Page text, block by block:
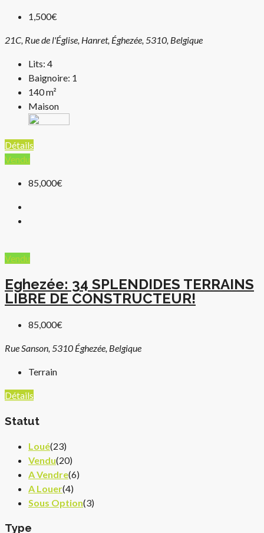
1,500€
21C, Rue de l'Église, Hanret, Éghezée, 5310, Belgique
Lits: 4
Baignoire: 1
140m²
Maison
Détails
Vendu
85,000€
Vendu
Eghezée: 34 SPLENDIDES TERRAINS
LIBRE DE CONSTRUCTEUR!
85,000€
Rue Sanson, 5310 Éghezée, Belgique
Terrain
Détails
Statut
Loué(23)
Vendu(20)
A Vendre(6)
A Louer(4)
Sous Option(3)
Type